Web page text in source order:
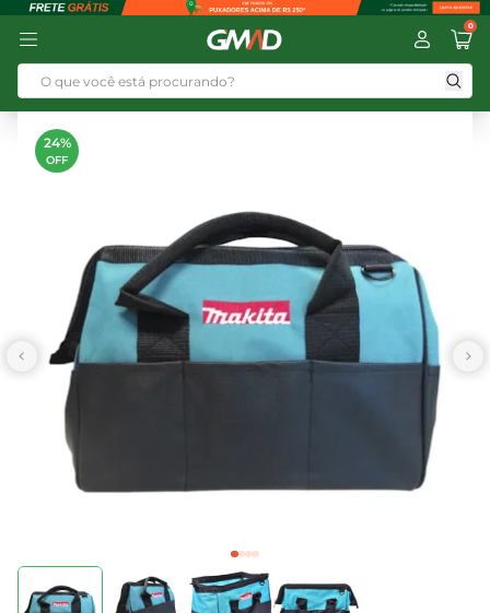
0
24%
OFF